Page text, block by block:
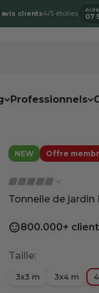
avis clients4/5 étoiles Aide
07
Professionnels
NEW Offre
Tonnelle de
800.000+
Taille:
3x3 m 3x4 m